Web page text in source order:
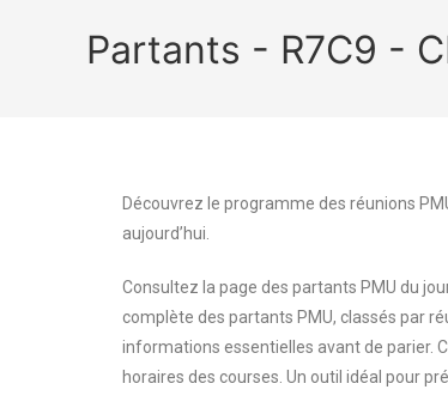
Partants - R7C9 -
Découvrez le programme des réunions
aujourd’hui.
Consultez la page des partants PMU du
complète des partants PMU, classés par
informations essentielles avant de parier.
horaires des courses. Un outil idéal pour